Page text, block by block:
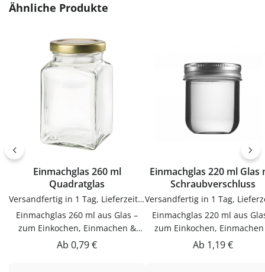
KunststoffVerwendungTrichter
Anwendung und langlebig im
Gebrauch.PflegehinweiseNach
Gebrauch reinigenGut trocknen
lassenJetzt bestellenBestelle
Trichter bequem online bei
flaschen-glaeser-und-dosen.de.
lassenJetzt
Trichter bequem online
Produktgalerie überspringen
Ähnliche Produkte
Einmachglas 260 ml
Quadratglas
Versandfertig in 1 Tag, Lieferzeit 1-3 Tage
Einmachglas 260 ml aus Glas –
zum Einkochen, Einmachen &
AufbewahrenDieser Einmachglas
Regulärer Preis:
Ab 0,79 €
Einmachglas 220 ml Glas mit
Schraubverschluss
Einmachglas 220 ml aus
zum Einkochen,
AufbewahrenDieser
Regulärer Preis:
Ab 1,19 €